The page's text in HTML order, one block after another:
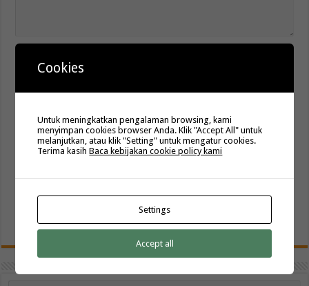
Situs Web
situs web saya pada peramban ini untuk komentar saya berikutnya.
Cookies
Untuk meningkatkan pengalaman browsing, kami
menyimpan cookies browser Anda. Klik "Accept All" untuk
melanjutkan, atau klik "Setting" untuk mengatur cookies.
Terima kasihBaca kebijakan cookie policy kami
Settings
Accept all